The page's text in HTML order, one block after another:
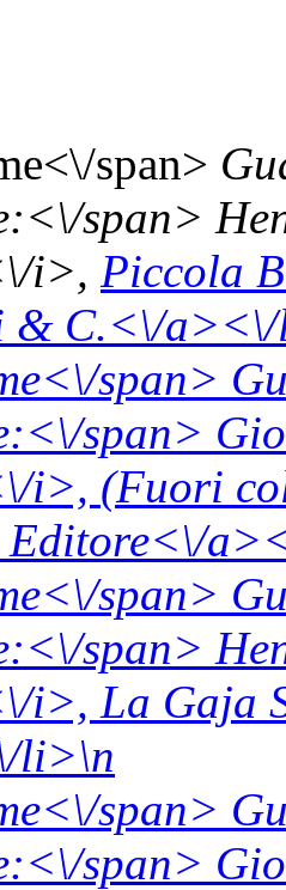
span>
span>
i>, Piccola
& C.<\/
span>
span>
i>, (Fuori
span>
span>
i>, La Gaja
li>\n
span>
span>